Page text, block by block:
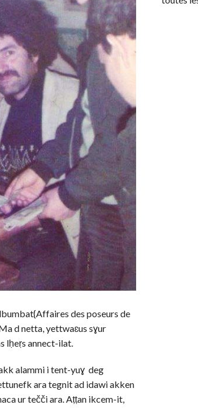
des poseurs de
d netta, yettwaɛus sɣur
lḥeṛs annect-ilat.
alammi i tent-yuɣ deg
ara tegnit ad idawi akken
ur tečči ara. Aṭṭan ikcem-it,